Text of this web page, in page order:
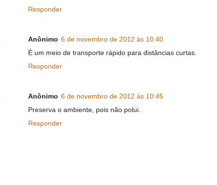
Responder
Anônimo 6 de novembro de 2012 às 10:40
É um meio de transporte rápido para distâncias curtas.
Responder
Anônimo 6 de novembro de 2012 às 10:45
Preserva o ambiente, pois não polui.
Responder